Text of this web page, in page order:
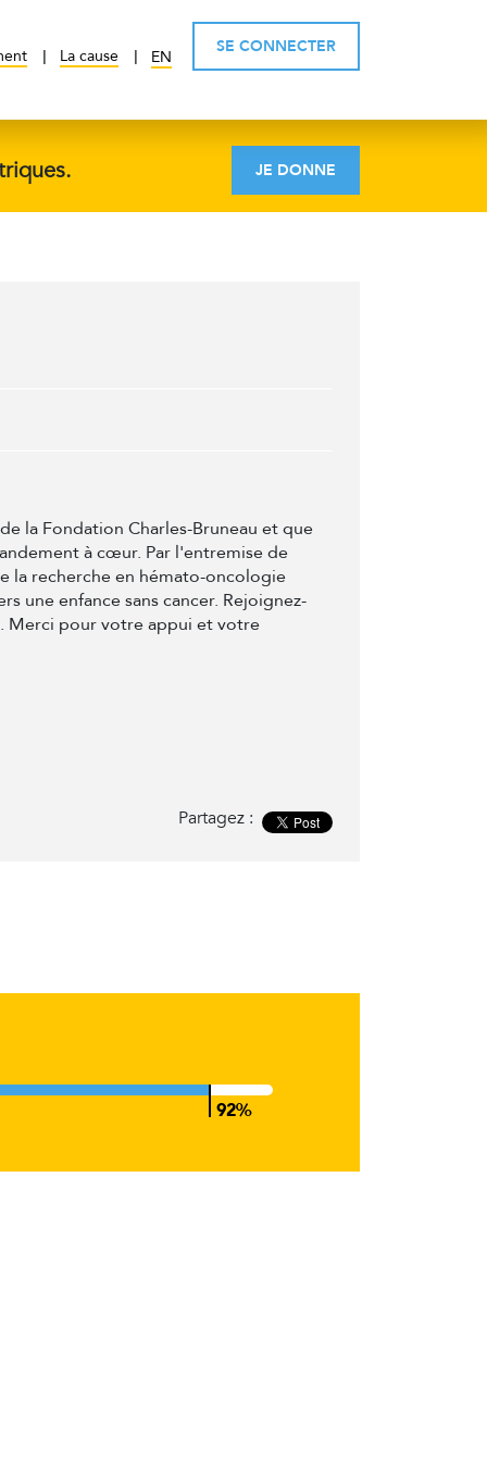
La cause EN
SE CONNECTER
JE DONNE
la Fondation Charles-Bruneau et que
à cœur. Par l'entremise de
la recherche en hémato-oncologie
une enfance sans cancer. Rejoignez-
Merci pour votre appui et votre
Partagez :